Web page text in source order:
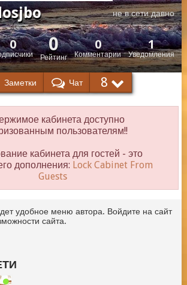
не в сети давно
0
Рейтинг
0 Комментарии
0
Уведомления
1
Заметки Чат 8
кабинета доступно
пользователям!!
кабинета для гостей - это
дополнения: Lock Cabinet From
Guests
удобное меню автора. Войдите на сайт
сайта.